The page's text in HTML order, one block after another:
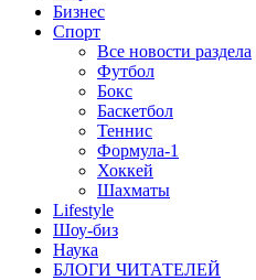
Бизнес
Спорт
Все новости раздела
Футбол
Бокс
Баскетбол
Теннис
Формула-1
Хоккей
Шахматы
Lifestyle
Шоу-биз
Наука
БЛОГИ ЧИТАТЕЛЕЙ